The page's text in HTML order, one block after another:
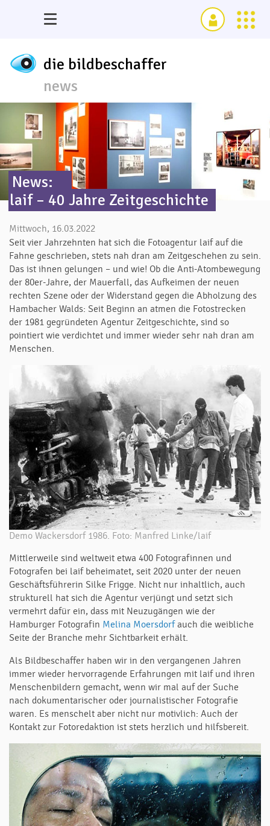
die bildbeschaffer
news
News:
laif – 40 Jahre Zeitgeschichte
Mittwoch, 16.03.2022
Seit vier Jahrzehnten hat sich die Fotoagentur laif auf die
Fahne geschrieben, stets nah dran am Zeitgeschehen zu sein.
Das ist ihnen gelungen – und wie! Ob die Anti-Atombewegung
der 80er-Jahre, der Mauerfall, das Aufkeimen der neuen
rechten Szene oder der Widerstand gegen die Abholzung des
Hambacher Walds: Seit Beginn an atmen die Fotostrecken
der 1981 gegründeten Agentur Zeitgeschichte, sind so
pointiert wie verdichtet und immer wieder sehr nah dran am
Menschen.
Demo Wackersdorf 1986. Foto: Manfred Linke/laif
Mittlerweile sind weltweit etwa 400 Fotografinnen und
Fotografen bei laif beheimatet, seit 2020 unter der neuen
Geschäftsführerin Silke Frigge. Nicht nur inhaltlich, auch
strukturell hat sich die Agentur verjüngt und setzt sich
vermehrt dafür ein, dass mit Neuzugängen wie der
Hamburger Fotografin Melina Moersdorfauch die weibliche
Seite der Branche mehr Sichtbarkeit erhält.
Als Bildbeschaffer haben wir in den vergangenen Jahren
immer wieder hervorragende Erfahrungen mit laif und ihren
Menschenbildern gemacht, wenn wir mal auf der Suche
nach dokumentarischer oder journalistischer Fotografie
waren. Es menschelt aber nicht nur motivlich: Auch der
Kontakt zur Fotoredaktion ist stets herzlich und hilfsbereit.